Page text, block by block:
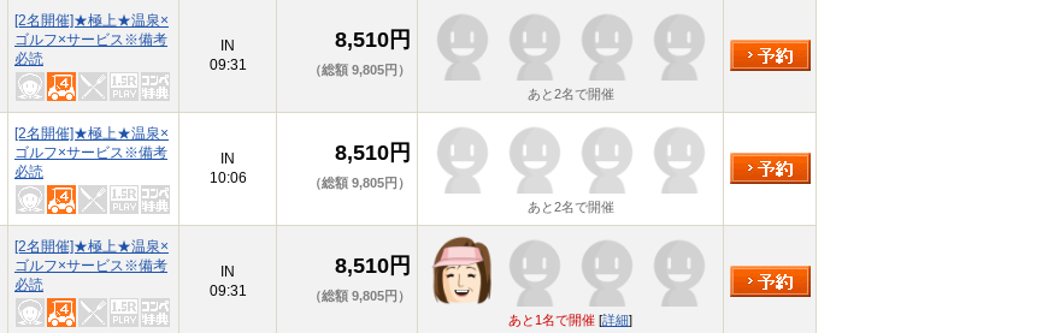
[2名開催]★極上★温泉×
ゴルフ×サービス※備考
必読
IN
09:31
8,510円
（総額 9,805円）
あと2名で開催
[2名開催]★極上★温泉×
ゴルフ×サービス※備考
必読
IN
10:06
8,510円
（総額 9,805円）
あと2名で開催
[2名開催]★極上★温泉×
ゴルフ×サービス※備考
必読
IN
09:31
8,510円
（総額 9,805円）
あと1名で開催 [詳細]